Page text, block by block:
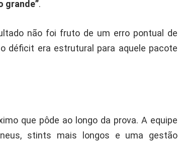
grande”.
não foi fruto de um erro pontual de
déficit era estrutural para aquele pacote
que pôde ao longo da prova. A equipe
stints mais longos e uma gestão